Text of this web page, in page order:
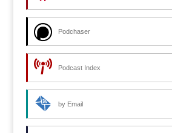
Podchaser
Podcast Index
by Email